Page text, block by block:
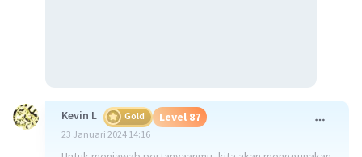
Kevin L Gold Level 87
23 Januari 2024 14:16